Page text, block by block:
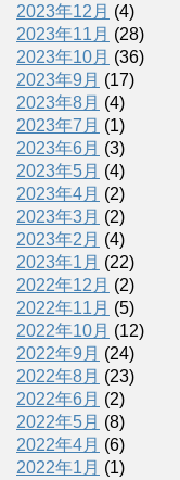
2023年12月 (4)
2023年11月 (28)
2023年10月 (36)
2023年9月 (17)
2023年8月 (4)
2023年7月 (1)
2023年6月 (3)
2023年5月 (4)
2023年4月 (2)
2023年3月 (2)
2023年2月 (4)
2023年1月 (22)
2022年12月 (2)
2022年11月 (5)
2022年10月 (12)
2022年9月 (24)
2022年8月 (23)
2022年6月 (2)
2022年5月 (8)
2022年4月 (6)
2022年1月 (1)